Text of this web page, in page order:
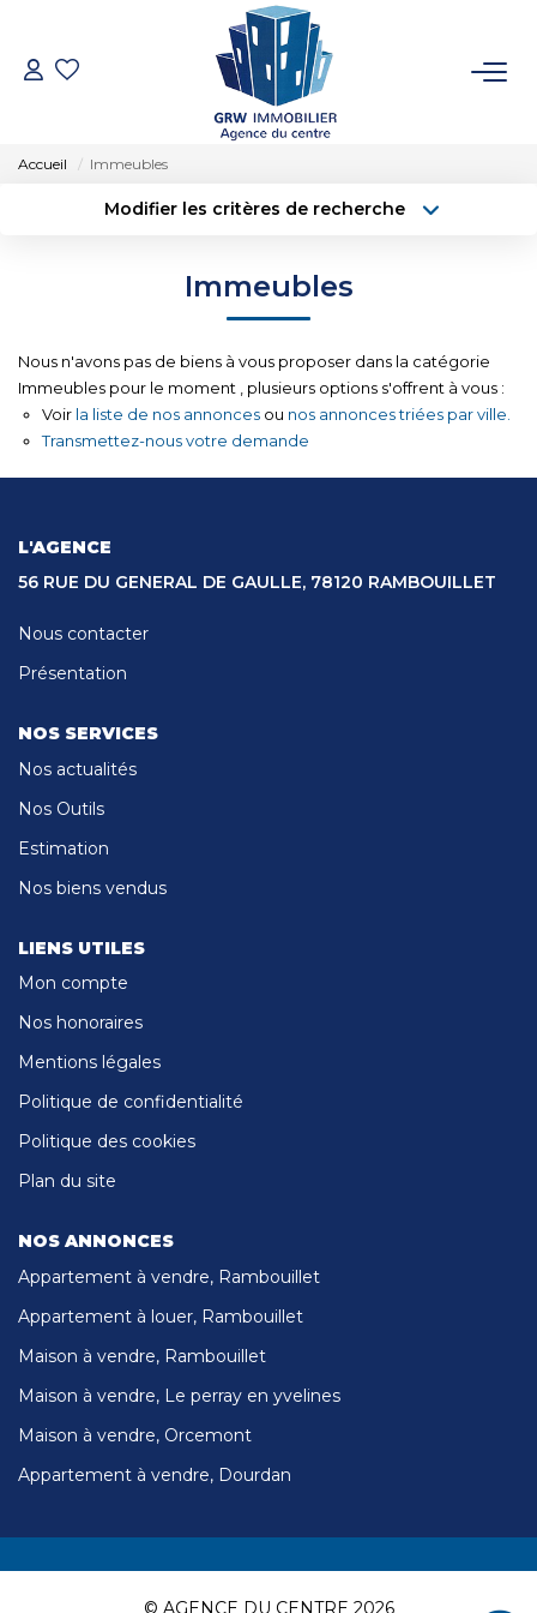
ACCUEIL
ESTIMATION
NOTRE AGENCE
Accueil Immeubles
Modifier les critères de recherche
Budget max Plus de critères
Immeubles
Nous n'avons pas de biens à vous proposer dans la catégorie
Immeubles pour le moment , plusieurs options s'offrent à vous :
Voir la liste de nos annonces ou nos annonces triées par ville.
Transmettez-nous votre demande
L'AGENCE
56 RUE DU GENERAL DE GAULLE, 78120 RAMBOUILLET
Nous contacter
Présentation
NOS SERVICES
Nos actualités
Nos Outils
Estimation
Nos biens vendus
LIENS UTILES
Mon compte
Nos honoraires
Mentions légales
Politique de confidentialité
Politique des cookies
Plan du site
NOS ANNONCES
Appartement à vendre, Rambouillet
Appartement à louer, Rambouillet
Maison à vendre, Rambouillet
Maison à vendre, Le perray en yvelines
Maison à vendre, Orcemont
Appartement à vendre, Dourdan
© AGENCE DU CENTRE 2026